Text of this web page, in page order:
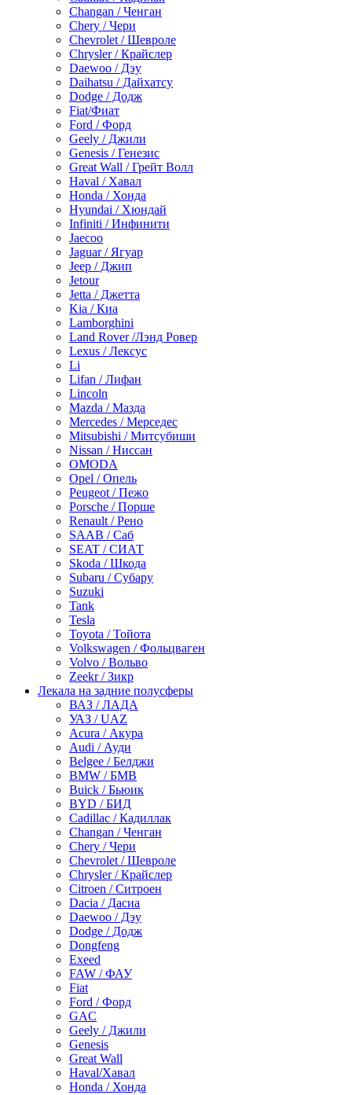
Changan / Ченган
Chery / Чери
Chevrolet / Шевроле
Chrysler / Крайслер
Daewoo / Дэу
Daihatsu / Дайхатсу
Dodge / Додж
Fiat/Фиат
Ford / Форд
Geely / Джили
Genesis / Генезис
Great Wall / Грейт Волл
Haval / Хавал
Honda / Хонда
Hyundai / Хюндай
Infiniti / Инфинити
Jaecoo
Jaguar / Ягуар
Jeep / Джип
Jetour
Jetta / Джетта
Kia / Киа
Lamborghini
Land Rover /Лэнд Ровер
Lexus / Лексус
Li
Lifan / Лифан
Lincoln
Mazda / Мазда
Mercedes / Мерседес
Mitsubishi / Митсубиши
Nissan / Ниссан
OMODA
Opel / Опель
Peugeot / Пежо
Porsche / Порше
Renault / Рено
SAAB / Саб
SEAT / СИАТ
Skoda / Шкода
Subaru / Субару
Suzuki
Tank
Tesla
Toyota / Тойота
Volkswagen / Фольцваген
Volvo / Вольво
Zeekr / Зикр
Лекала на задние полусферы
ВАЗ / ЛАДА
УАЗ / UAZ
Acura / Акура
Audi / Ауди
Belgee / Белджи
BMW / БМВ
Buick / Бьюик
BYD / БИД
Cadillac / Кадиллак
Changan / Ченган
Chery / Чери
Chevrolet / Шевроле
Chrysler / Крайслер
Citroen / Ситроен
Dacia / Дасиа
Daewoo / Дэу
Dodge / Додж
Dongfeng
Exeed
FAW / ФАУ
Fiat
Ford / Форд
GAC
Geely / Джили
Genesis
Great Wall
Haval/Хавал
Honda / Хонда